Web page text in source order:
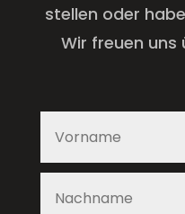
stellen oder
Wir freuen uns